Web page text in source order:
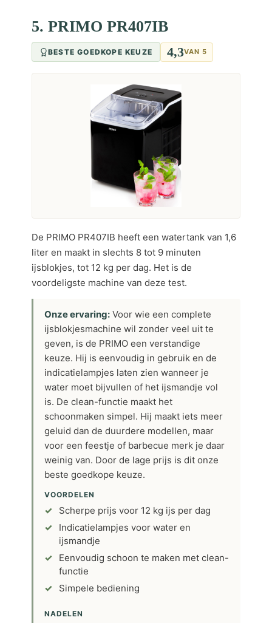
5. PRIMO PR407IB
BESTE GOEDKOPE KEUZE 4,3VAN 5
De PRIMO PR407IB heeft een watertank van 1,6
liter en maakt in slechts 8 tot 9 minuten
ijsblokjes, tot 12 kg per dag. Het is de
voordeligste machine van deze test.
Onze ervaring: Voor wie een complete
ijsblokjesmachine wil zonder veel uit te
geven, is de PRIMO een verstandige
keuze. Hij is eenvoudig in gebruik en de
indicatielampjes laten zien wanneer je
water moet bijvullen of het ijsmandje vol
is. De clean-functie maakt het
schoonmaken simpel. Hij maakt iets meer
geluid dan de duurdere modellen, maar
voor een feestje of barbecue merk je daar
weinig van. Door de lage prijs is dit onze
beste goedkope keuze.
VOORDELEN
Scherpe prijs voor 12 kg ijs per dag
Indicatielampjes voor water en
ijsmandje
Eenvoudig schoon te maken met clean-
functie
Simpele bediening
NADELEN